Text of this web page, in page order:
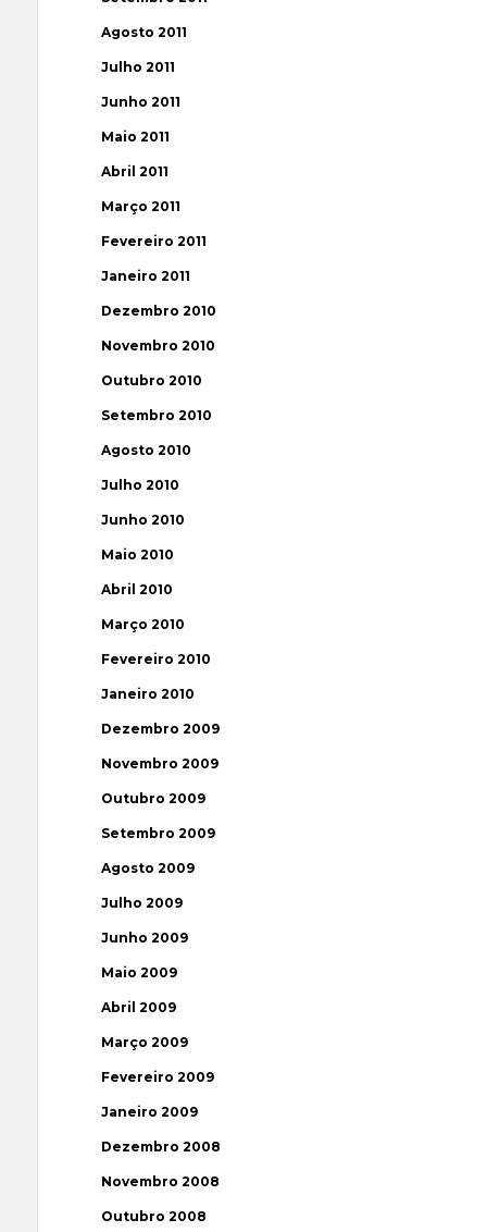
Agosto 2011
Julho 2011
Junho 2011
Maio 2011
Abril 2011
Março 2011
Fevereiro 2011
Janeiro 2011
Dezembro 2010
Novembro 2010
Outubro 2010
Setembro 2010
Agosto 2010
Julho 2010
Junho 2010
Maio 2010
Abril 2010
Março 2010
Fevereiro 2010
Janeiro 2010
Dezembro 2009
Novembro 2009
Outubro 2009
Setembro 2009
Agosto 2009
Julho 2009
Junho 2009
Maio 2009
Abril 2009
Março 2009
Fevereiro 2009
Janeiro 2009
Dezembro 2008
Novembro 2008
Outubro 2008